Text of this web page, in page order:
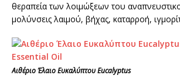
θεραπεία των λοιμώξεων του
μολύνσεις λαιμού, βήχας, καταρροή,
Αιθέριο Έλαιο Ευκαλύπτου Eucalyptus